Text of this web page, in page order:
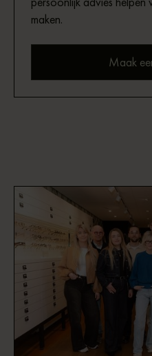
maken.
Maak